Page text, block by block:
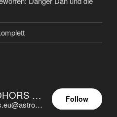
ASTROCOHORS EUNOIA ULTIMA
@astrocohors.eu@astrocohors.eu
Follow